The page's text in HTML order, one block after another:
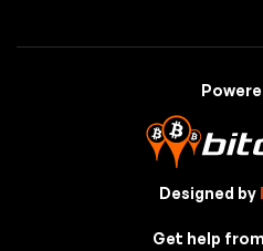
Designed by
Get help